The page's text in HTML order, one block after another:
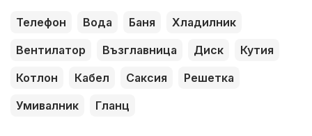
Телефон Вода Баня
Хладилник
Вентилатор
Възглавница Диск
Кутия
Котлон
Кабел Саксия
Решетка
Умивалник
Гланц